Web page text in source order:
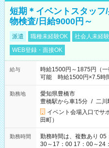
短期＊イベントスタッ
物検査/日給9000円～
派遣 職種未経験OK 社会人未経
WEB登録・面接OK
給与
時給1500円～1875円（
可能 時給1500円×7.5時
勤務地
愛知県豊橋市
豊橋駅から車15分 / 二川
イベント会場入口でサ
田町）
勤務時間
勤務時間は、複数あり 05
30～17：00 17：00～